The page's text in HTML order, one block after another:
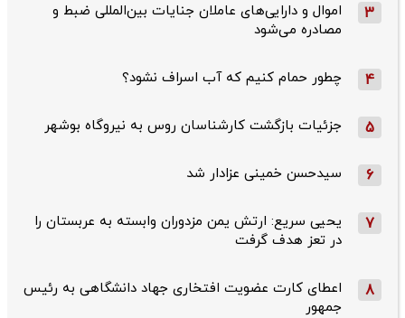
3
اموال و دارایی‌های عاملان جنایات بین‌المللی ضبط و
مصادره می‌شود
4 چطور حمام کنیم که آب اسراف نشود؟
5 جزئیات بازگشت کارشناسان روس به نیروگاه بوشهر
6 سیدحسن خمینی عزادار شد
7
یحیی سریع: ارتش یمن مزدوران وابسته به عربستان را
در تعز هدف گرفت
8
اعطای کارت عضویت افتخاری جهاد دانشگاهی به رئیس‌
جمهور